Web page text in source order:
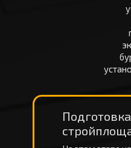
Подготовка